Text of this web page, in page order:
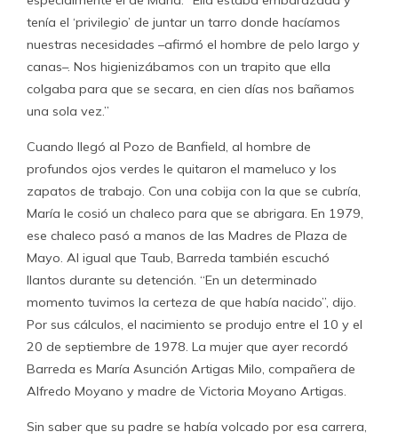
tenía el ‘privilegio’ de juntar un tarro donde hacíamos
nuestras necesidades –afirmó el hombre de pelo largo y
canas–. Nos higienizábamos con un trapito que ella
colgaba para que se secara, en cien días nos bañamos
una sola vez.”
Cuando llegó al Pozo de Banfield, al hombre de
profundos ojos verdes le quitaron el mameluco y los
zapatos de trabajo. Con una cobija con la que se cubría,
María le cosió un chaleco para que se abrigara. En 1979,
ese chaleco pasó a manos de las Madres de Plaza de
Mayo. Al igual que Taub, Barreda también escuchó
llantos durante su detención. “En un determinado
momento tuvimos la certeza de que había nacido”, dijo.
Por sus cálculos, el nacimiento se produjo entre el 10 y el
20 de septiembre de 1978. La mujer que ayer recordó
Barreda es María Asunción Artigas Milo, compañera de
Alfredo Moyano y madre de Victoria Moyano Artigas.
Sin saber que su padre se había volcado por esa carrera,